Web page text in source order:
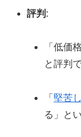
評判 :
「低価
と評判
「堅苦
る」と